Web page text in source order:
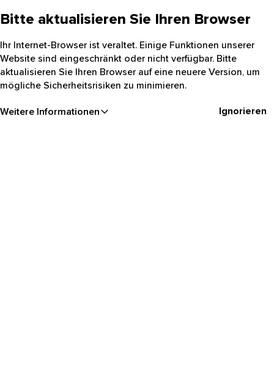
Bitte aktualisieren Sie Ihren Browser
Ihr Internet-Browser ist veraltet. Einige Funktionen unserer
Website sind eingeschränkt oder nicht verfügbar. Bitte
aktualisieren Sie Ihren Browser auf eine neuere Version, um
mögliche Sicherheitsrisiken zu minimieren.
Weitere Informationen Ignorieren